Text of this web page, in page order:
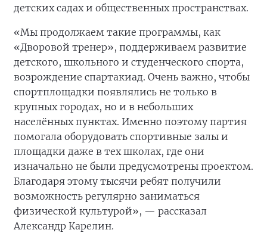
детских садах и общественных пространствах.
«Мы продолжаем такие программы, как
«Дворовой тренер», поддерживаем развитие
детского, школьного и студенческого спорта,
возрождение спартакиад. Очень важно, чтобы
спортплощадки появлялись не только в
крупных городах, но и в небольших
населённых пунктах. Именно поэтому партия
помогала оборудовать спортивные залы и
площадки даже в тех школах, где они
изначально не были предусмотрены проектом.
Благодаря этому тысячи ребят получили
возможность регулярно заниматься
физической культурой», — рассказал
Александр Карелин.